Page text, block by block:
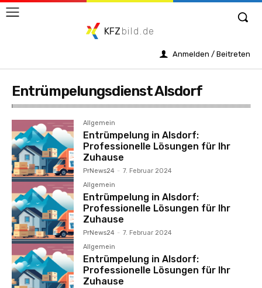
KFZ bild.de
Anmelden / Beitreten
Entrümpelungsdienst Alsdorf
Allgemein
Entrümpelung in Alsdorf:
Professionelle Lösungen für Ihr
Zuhause
PrNews24 - 7. Februar 2024
Allgemein
Entrümpelung in Alsdorf:
Professionelle Lösungen für Ihr
Zuhause
PrNews24 - 7. Februar 2024
Allgemein
Entrümpelung in Alsdorf:
Professionelle Lösungen für Ihr
Zuhause